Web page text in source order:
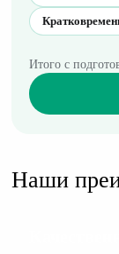
Итого с
Наши